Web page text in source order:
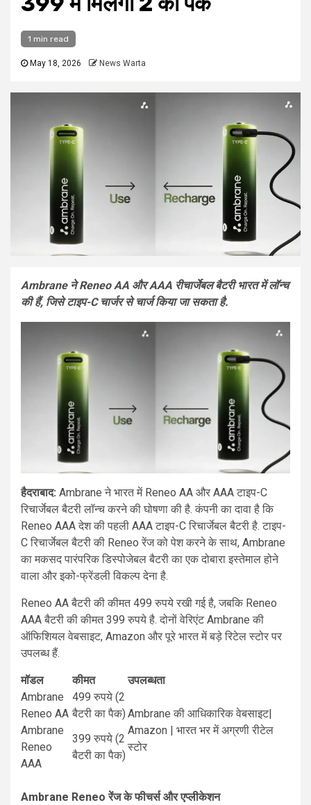
1 min read
May 18, 2026 News Warta
Ambrane ने Reneo AA और AAA रीचार्जेबल बैटरी भारत में लॉन्च
की हैं, जिसे टाइप-C चार्जर से चार्ज किया जा सकता है.
हैदराबाद: Ambrane ने भारत में Reneo AA और AAA टाइप-C
रिचार्जेबल बैटरी लॉन्च करने की घोषणा की है. कंपनी का दावा है कि
Reneo AAA देश की पहली AAA टाइप-C रिचार्जेबल बैटरी है. टाइप-
C रिचार्जेबल बैटरी की Reneo रेंज को पेश करने के साथ, Ambrane
का मकसद पारंपरिक डिस्पोजेबल बैटरी का एक दोबारा इस्तेमाल होने
वाला और इको-फ्रेंडली विकल्प देना है.
Reneo AA बैटरी की कीमत 499 रुपये रखी गई है, जबकि Reneo
AAA बैटरी की कीमत 399 रुपये है. दोनों वेरिएंट Ambrane की
ऑफिशियल वेबसाइट, Amazon और पूरे भारत में बड़े रिटेल स्टोर पर
उपलब्ध हैं.
मॉडल कीमत
उपलब्धता
Ambrane
Reneo AA
499 रुपये (2
बैटरी का पैक) Ambrane की आधिकारिक वेबसाइट|
Amazon | भारत भर में अग्रणी रीटेल
स्टोर
Ambrane
Reneo
AAA
399 रुपये (2
बैटरी का पैक)
Ambrane Reneo रेंज के फीचर्स और एप्लीकेशन